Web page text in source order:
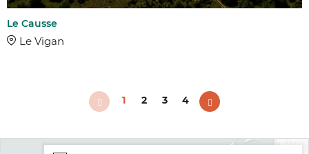
Le Causse
Le Vigan
1 2 3 4